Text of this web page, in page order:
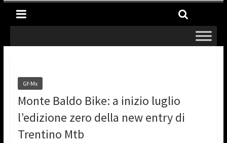
Gf-Mx
Monte Baldo Bike: a inizio luglio
l’edizione zero della new entry di
Trentino Mtb